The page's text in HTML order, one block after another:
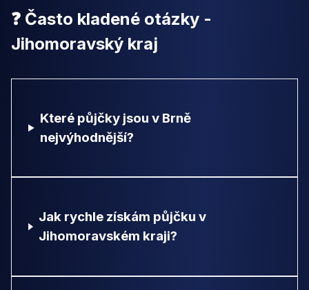
❓ Často kladené otázky -
Jihomoravský kraj
Které půjčky jsou v Brně
nejvýhodnější?
Jak rychle získám půjčku v
Jihomoravském kraji?